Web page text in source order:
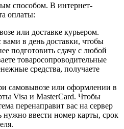
способом. В интернет-
оплаты:
или доставке курьером.
вами в день доставки, чтобы
подготовить сдачу с любой
товаросопроводительные
средства, получаете
самовывозе или оформлении в
Visa и MasterCard. Чтобы
перенаправит вас на сервер
нужно ввести номер карты, срок